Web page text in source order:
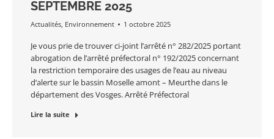
SEPTEMBRE 2025
Actualités, Environnement 1 octobre 2025
Je vous prie de trouver ci-joint l’arrêté n° 282/2025 portant
abrogation de l’arrêté préfectoral n° 192/2025 concernant
la restriction temporaire des usages de l’eau au niveau
d’alerte sur le bassin Moselle amont – Meurthe dans le
département des Vosges. Arrêté Préfectoral
Lire la suite